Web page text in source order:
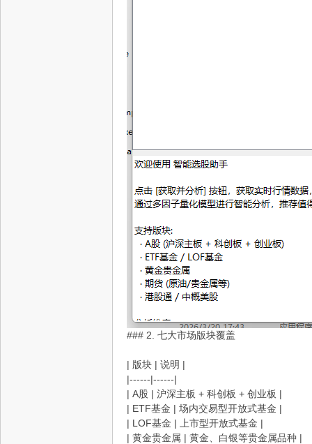
### 2. 七大市场版块覆盖
| 版块 | 说明 |
|------|------|
| A股 | 沪深主板 + 科创板 + 创业板 |
| ETF基金 | 场内交易型开放式基金 |
| LOF基金 | 上市型开放式基金 |
| 黄金贵金属 | 黄金、白银等贵金属品种 |